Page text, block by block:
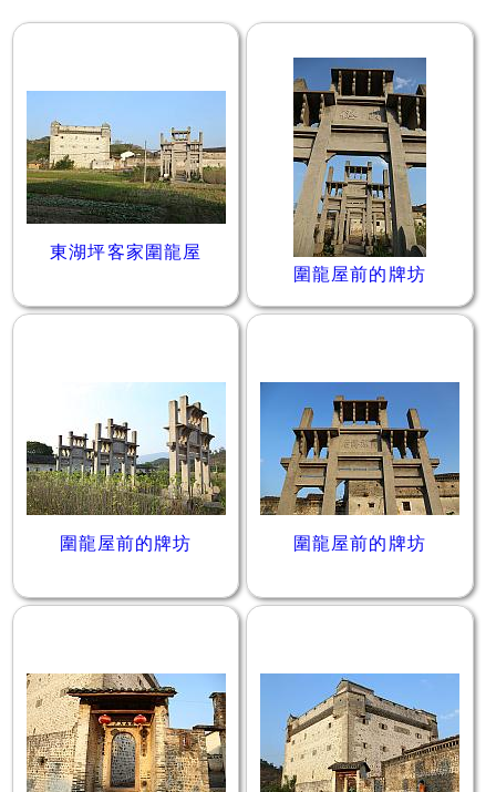
東湖坪客家圍龍屋
圍龍屋前的牌坊
圍龍屋前的牌坊 圍龍屋前的牌坊